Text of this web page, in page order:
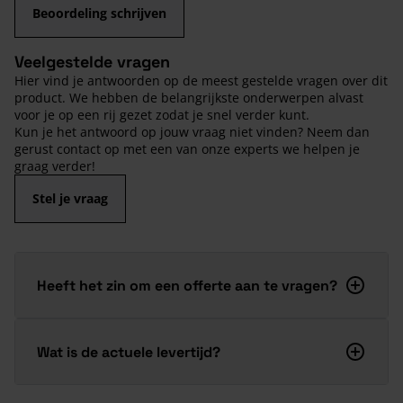
Beoordeling schrijven
Veelgestelde vragen
Hier vind je antwoorden op de meest gestelde vragen over dit
product. We hebben de belangrijkste onderwerpen alvast
voor je op een rij gezet zodat je snel verder kunt.
Kun je het antwoord op jouw vraag niet vinden? Neem dan
gerust contact op met een van onze experts we helpen je
graag verder!
Stel je vraag
Heeft het zin om een offerte aan te vragen?
Wat is de actuele levertijd?